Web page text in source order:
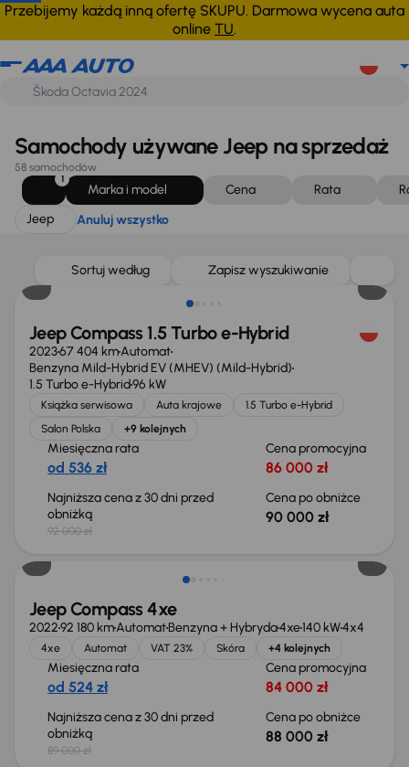
Przebijemy każdą inną ofertę SKUPU. Darmowa wycena auta
online TU.
Jeep Anuluj wszystko
Samochody używane Jeep na sprzedaż
58 samochodów
1
Marka i model Cena Rata
Jeep
Anuluj wszystko
Sortuj według Zapisz wyszukiwanie
Taniej o 2 000 zł
Jeep Compass 1.5 Turbo e-Hybrid
202367 404 kmAutomat
Benzyna Mild-Hybrid EV (MHEV) (Mild-Hybrid)
1.5 Turbo e-Hybrid96 kW
Książka serwisowa Auta krajowe
1.5 Turbo e-Hybrid
Salon Polska
+9 kolejnych
Miesięczna rata
od 536 zł
Cena promocyjna
86 000 zł
Najniższa cena z 30 dni przed
obniżką
92 000 zł
Cena po obniżce
90 000 zł
Taniej o 1 000 zł
Jeep Compass 4xe
202292 180 kmAutomatBenzyna + Hybryda4xe140 kW4x4
4xe Automat VAT 23% Skóra +4 kolejnych
Miesięczna rata
od 524 zł
Cena promocyjna
84 000 zł
Najniższa cena z 30 dni przed
obniżką
89 000 zł
Cena po obniżce
88 000 zł
Extra zniżka 2 900 zł